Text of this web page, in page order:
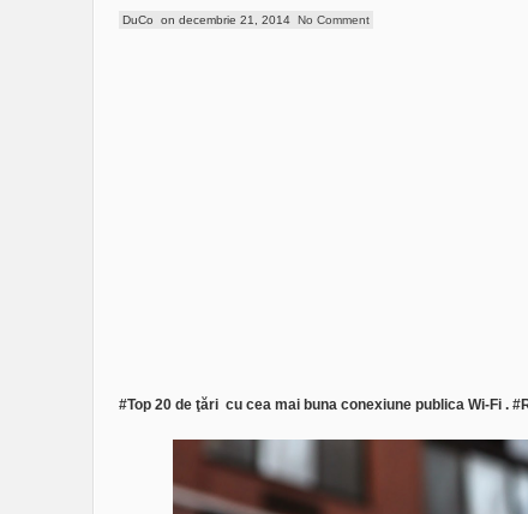
DuCo on decembrie 21, 2014 No Comment
#Top 20 de ţări cu cea mai buna conexiune publica Wi-Fi .